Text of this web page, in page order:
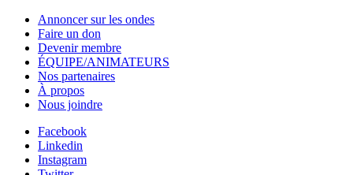
Annoncer sur les ondes
Faire un don
Devenir membre
ÉQUIPE/ANIMATEURS
Nos partenaires
À propos
Nous joindre
Facebook
Linkedin
Instagram